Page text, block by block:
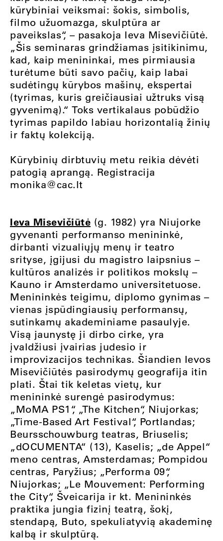
kūrybiniai veiksmai: šokis, simbolis,
filmo užuomazga, skulptūra ar
paveikslas“, – pasakoja Ieva Misevičiūtė.
„Šis seminaras grindžiamas įsitikinimu,
kad, kaip menininkai, mes pirmiausia
turėtume būti savo pačių, kaip labai
sudėtingų kūrybos mašinų, ekspertai
(tyrimas, kuris greičiausiai užtruks visą
gyvenimą).“ Toks vertikalaus pobūdžio
tyrimas papildo labiau horizontalią žinių
ir faktų kolekciją.
Kūrybinių dirbtuvių metu reikia dėvėti
patogią aprangą. Registracija
monika@cac.lt
Ieva Misevičiūtė (g. 1982) yra Niujorke
gyvenanti performanso menininkė,
dirbanti vizualiųjų menų ir teatro
srityse, įgijusi du magistro laipsnius –
kultūros analizės ir politikos mokslų –
Kauno ir Amsterdamo universitetuose.
Menininkės teigimu, diplomo gynimas –
vienas įspūdingiausių performansų,
sutinkamų akademiniame pasaulyje.
Visą jaunystę ji dirbo cirke, yra
įvaldžiusi įvairias judesio ir
improvizacijos technikas. Šiandien Ievos
Misevičiūtės pasirodymų geografija itin
plati. Štai tik keletas vietų, kur
menininkė surengė pasirodymus:
„MoMA PS1“, „The Kitchen“, Niujorkas;
„Time-Based Art Festival“, Portlandas;
Beursschouwburg teatras, Briuselis;
„dOCUMENTA“ (13), Kaselis; „de Appel“
meno centras, Amsterdamas; Pompidou
centras, Paryžius; „Performa 09“,
Niujorkas; „Le Mouvement: Performing
the City“, Šveicarija ir kt. Menininkės
praktika jungia fizinį teatrą, šokį,
stendapą, Buto, spekuliatyvią akademinę
kalbą ir skulptūrą.